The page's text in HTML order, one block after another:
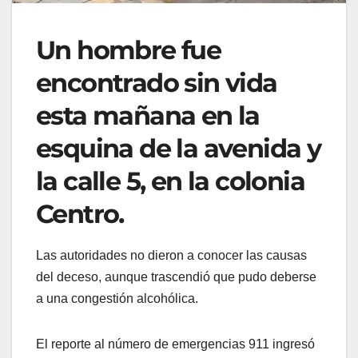
Un hombre fue
encontrado sin vida
esta mañana en la
esquina de la avenida y
la calle 5, en la colonia
Centro.
Las autoridades no dieron a conocer las causas
del deceso, aunque trascendió que pudo deberse
a una congestión alcohólica.
El reporte al número de emergencias 911 ingresó